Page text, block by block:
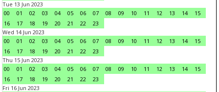
Tue 13 Jun 2023
00
01 02 03 04 05 06 07 08 09 10 11 12 13 14
15
16
17 18 19 20 21 22
23
Wed 14 Jun 2023
00
01 02 03 04 05 06 07 08 09 10 11 12 13 14
15
16
17 18 19 20 21 22
23
Thu 15 Jun 2023
00
01 02 03 04 05 06 07 08 09 10 11 12 13 14
15
16
17 18 19 20 21 22
23
Fri 16 Jun 2023